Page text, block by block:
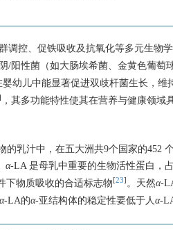
调控、促铁吸收及抗氧化等多元生物
/阳性菌（如大肠埃希菌、金黄色葡萄
婴幼儿中能显著促进双歧杆菌生长，维
，其多功能特性使其在营养与健康领域
的乳汁中，在五大洲共9个国家的452
α-LA 是母乳中重要的生物活性蛋白，
下物质吸收的合适标志物[23] 。天然α-
α-LA的α-亚结构体的稳定性要低于人α-